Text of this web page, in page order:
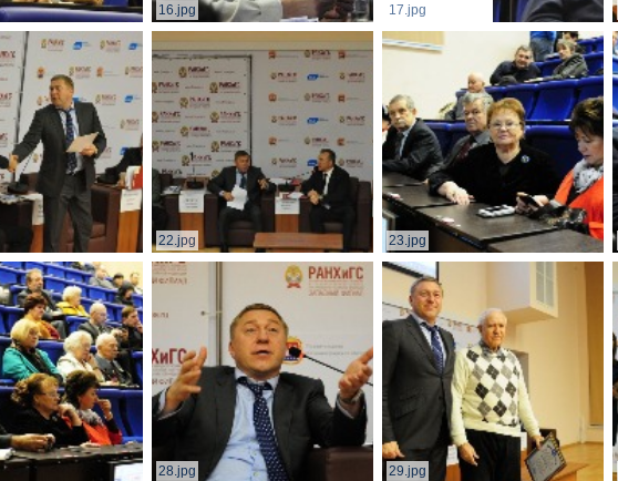
16.jpg 17.jpg
22.jpg 23.jpg
28.jpg 29.jpg